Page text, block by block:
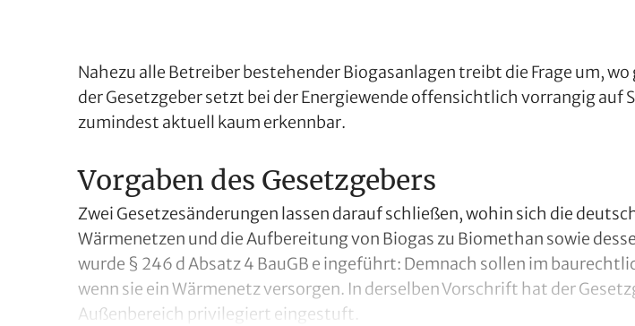
Nahezu alle Betreiber bestehender Biogasanlagen treibt die Frage um,
der Gesetzgeber setzt bei der Energiewende offensichtlich vorrangig
zumindest aktuell kaum erkennbar.
Vorgaben des Gesetzgebers
Zwei Gesetzesänderungen lassen darauf schließen, wohin sich die
Wärmenetzen und die Aufbereitung von Biogas zu Biomethan sowie
wurde § 246 d Absatz 4 BauGB e ingeführt: Demnach sollen im
wenn sie ein Wärmenetz versorgen. In derselben Vorschrift hat der
Außenbereich privilegiert eingestuft.